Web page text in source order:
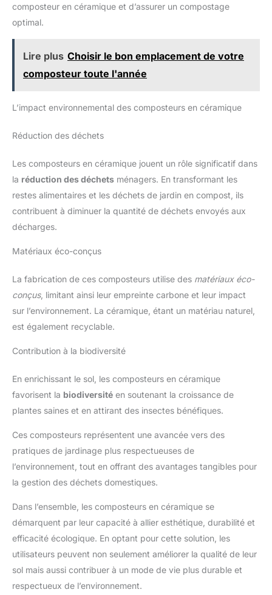
composteur en céramique et d’assurer un compostage
optimal.
Lire plus Choisir le bon emplacement de votre
composteur toute l'année
L’impact environnemental des composteurs en céramique
Réduction des déchets
Les composteurs en céramique jouent un rôle significatif dans
la réduction des déchets ménagers. En transformant les
restes alimentaires et les déchets de jardin en compost, ils
contribuent à diminuer la quantité de déchets envoyés aux
décharges.
Matériaux éco-conçus
La fabrication de ces composteurs utilise des matériaux éco-
conçus, limitant ainsi leur empreinte carbone et leur impact
sur l’environnement. La céramique, étant un matériau naturel,
est également recyclable.
Contribution à la biodiversité
En enrichissant le sol, les composteurs en céramique
favorisent la biodiversité en soutenant la croissance de
plantes saines et en attirant des insectes bénéfiques.
Ces composteurs représentent une avancée vers des
pratiques de jardinage plus respectueuses de
l’environnement, tout en offrant des avantages tangibles pour
la gestion des déchets domestiques.
Dans l’ensemble, les composteurs en céramique se
démarquent par leur capacité à allier esthétique, durabilité et
efficacité écologique. En optant pour cette solution, les
utilisateurs peuvent non seulement améliorer la qualité de leur
sol mais aussi contribuer à un mode de vie plus durable et
respectueux de l’environnement.